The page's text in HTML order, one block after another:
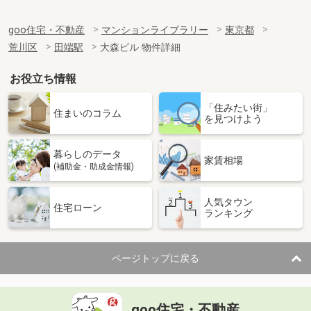
goo住宅・不動産 マンションライブラリー
東京都
荒川区
田端駅 大森ビル 物件詳細
お役立ち情報
住まいのコラム
「住みたい街」
を見つけよう
暮らしのデータ
(補助金・助成金情報)
家賃相場
住宅ローン
人気タウン
ランキング
ページトップに戻る